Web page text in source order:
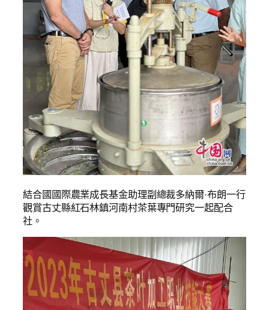
結合國國際農業成長基金助理副總裁多納爾·布朗一行
觀賞古丈縣紅石林鎮河南村茶葉專門研究一起配合
社。